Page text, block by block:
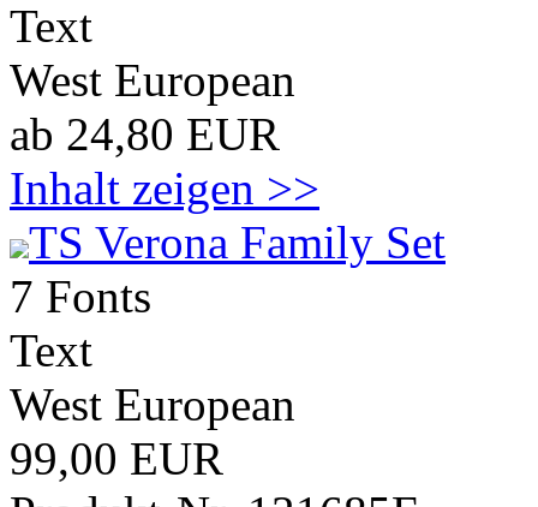
Text
West European
ab 24,80 EUR
Inhalt zeigen >>
TS Verona Family Set
7 Fonts
Text
West European
99,00 EUR